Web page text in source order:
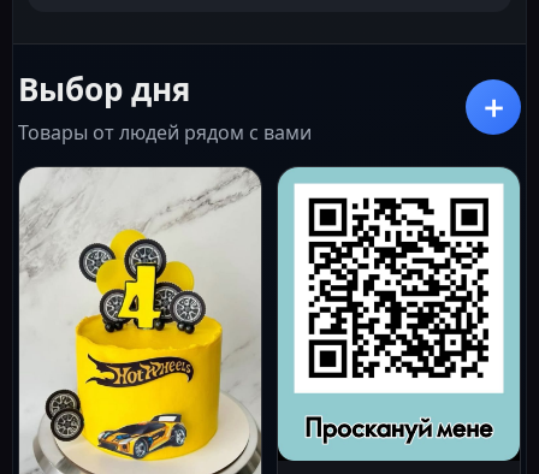
Выбор дня
Товары от людей рядом с вами
＋